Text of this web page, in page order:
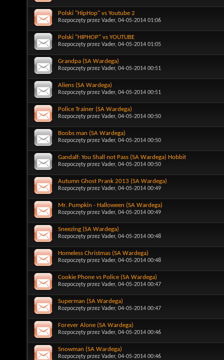
Polski "HipHop" vs Youtube 2
Rozpoczęty przez Vader, 04-05-2014 01:06
Polski "HIPHOP" vs YOUTUBE
Rozpoczęty przez Vader, 04-05-2014 01:05
Grandpa (SA Wardega)
Rozpoczęty przez Vader, 04-05-2014 00:51
Aliens (SA Wardega)
Rozpoczęty przez Vader, 04-05-2014 00:51
Police Trainer (SA Wardega)
Rozpoczęty przez Vader, 04-05-2014 00:50
Boobs man (SA Wardega)
Rozpoczęty przez Vader, 04-05-2014 00:50
Gandalf: You Shall not Pass (SA Wardega) Hobbit
Rozpoczęty przez Vader, 04-05-2014 00:50
Autumn Ghost Prank 2013 (SA Wardega)
Rozpoczęty przez Vader, 04-05-2014 00:49
Mr. Pumpkin - Halloween (SA Wardega)
Rozpoczęty przez Vader, 04-05-2014 00:49
Sneezing (SA Wardega)
Rozpoczęty przez Vader, 04-05-2014 00:48
Homeless Christmas (SA Wardega)
Rozpoczęty przez Vader, 04-05-2014 00:48
Cookie Phone vs Police (SA Wardega)
Rozpoczęty przez Vader, 04-05-2014 00:47
Superman (SA Wardega)
Rozpoczęty przez Vader, 04-05-2014 00:47
Forever Alone (SA Wardega)
Rozpoczęty przez Vader, 04-05-2014 00:46
Snowman (SA Wardega)
Rozpoczęty przez Vader, 04-05-2014 00:46